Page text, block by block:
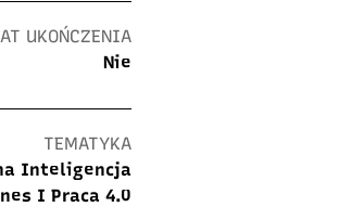
UKOŃCZENIA
Nie
TEMATYKA
Inteligencja
I Praca 4.0